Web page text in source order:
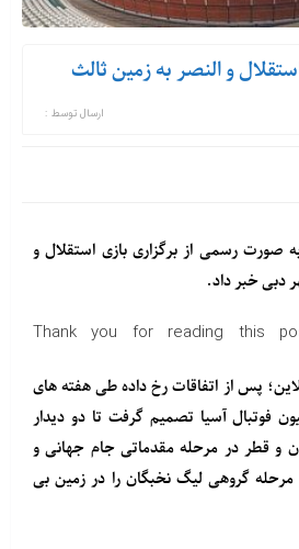
و النصر به زمین ثالث
ارسال توسط :
صورت رسمی از برگزاری بازی استقلال و
دبی خبر داد.
Thank you for reading this
پس از اتفاقات رخ داده طی هفته های
فوتبال آسیا تصمیم گرفت تا دو دیدار
و قطر در مرحله مقدماتی جام جهانی و
مرحله گروهی لیگ نخبگان را در زمین بی